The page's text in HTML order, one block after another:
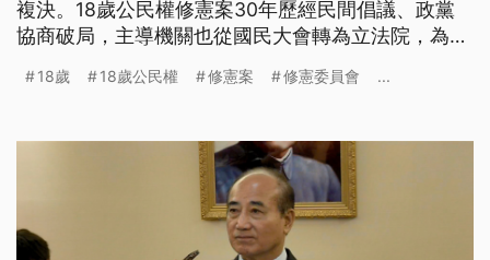
複決。18歲公民權修憲案30年歷經民間倡議、政黨
協商破局，主導機關也從國民大會轉為立法院，為何
礙？
18歲 18歲公民權 修憲案 修憲委員會 ...